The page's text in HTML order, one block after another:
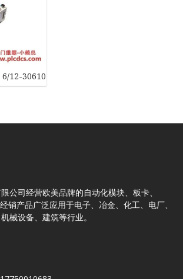
12-30610 2/12ft005 真空泵
公司经营欧美品牌的自动化模块、板卡、
销产品广泛应用于电子、冶金、化工、电厂、
械设备、建筑等行业。